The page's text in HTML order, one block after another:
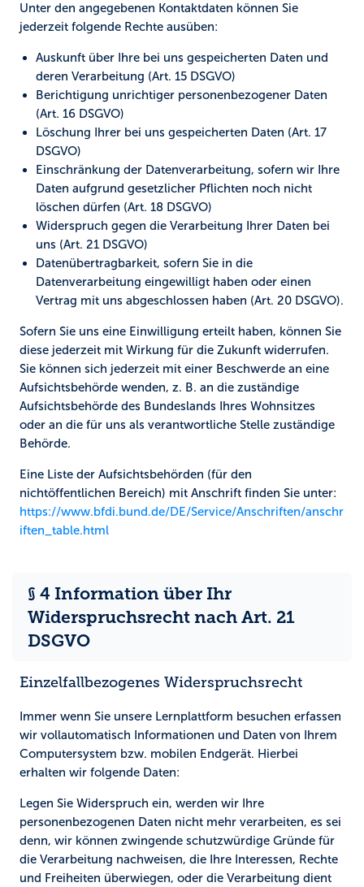
Unter den angegebenen Kontaktdaten können Sie
jederzeit folgende Rechte ausüben:
Auskunft über Ihre bei uns gespeicherten Daten und
deren Verarbeitung (Art. 15 DSGVO)
Berichtigung unrichtiger personenbezogener Daten
(Art. 16 DSGVO)
Löschung Ihrer bei uns gespeicherten Daten (Art. 17
DSGVO)
Einschränkung der Datenverarbeitung, sofern wir Ihre
Daten aufgrund gesetzlicher Pflichten noch nicht
löschen dürfen (Art. 18 DSGVO)
Widerspruch gegen die Verarbeitung Ihrer Daten bei
uns (Art. 21 DSGVO)
Datenübertragbarkeit, sofern Sie in die
Datenverarbeitung eingewilligt haben oder einen
Vertrag mit uns abgeschlossen haben (Art. 20 DSGVO).
Sofern Sie uns eine Einwilligung erteilt haben, können Sie
diese jederzeit mit Wirkung für die Zukunft widerrufen.
Sie können sich jederzeit mit einer Beschwerde an eine
Aufsichtsbehörde wenden, z. B. an die zuständige
Aufsichtsbehörde des Bundeslands Ihres Wohnsitzes
oder an die für uns als verantwortliche Stelle zuständige
Behörde.
Eine Liste der Aufsichtsbehörden (für den
nichtöffentlichen Bereich) mit Anschrift finden Sie unter:
https://www.bfdi.bund.de/DE/Service/Anschriften/anschr
iften_table.html
§ 4 Information über Ihr
Widerspruchsrecht nach Art. 21
DSGVO
Einzelfallbezogenes Widerspruchsrecht
Immer wenn Sie unsere Lernplattform besuchen erfassen
wir vollautomatisch Informationen und Daten von Ihrem
Computersystem bzw. mobilen Endgerät. Hierbei
erhalten wir folgende Daten:
Legen Sie Widerspruch ein, werden wir Ihre
personenbezogenen Daten nicht mehr verarbeiten, es sei
denn, wir können zwingende schutzwürdige Gründe für
die Verarbeitung nachweisen, die Ihre Interessen, Rechte
und Freiheiten überwiegen, oder die Verarbeitung dient